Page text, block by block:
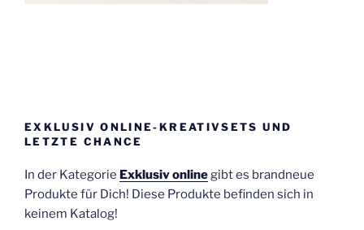
EXKLUSIV ONLINE-KREATIVSETS UND
LETZTE CHANCE
In der Kategorie Exklusiv onlinegibt es brandneue
Produkte für Dich! Diese Produkte befinden sich in
keinem Katalog!